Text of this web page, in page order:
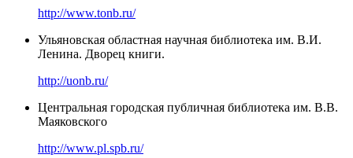
http://www.tonb.ru/
Ульяновская областная научная библиотека им. В.И.
Ленина. Дворец книги.
http://uonb.ru/
Центральная городская публичная библиотека им. В.В.
Маяковского
http://www.pl.spb.ru/